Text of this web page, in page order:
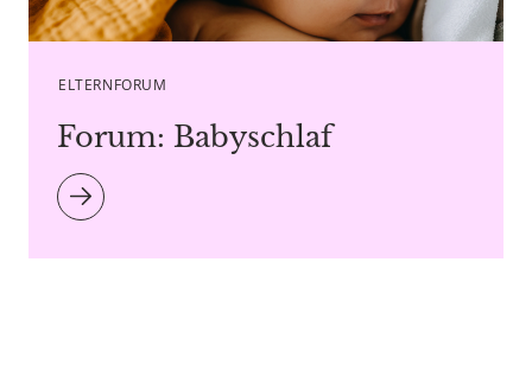
ELTERNFORUM
Forum: Babyschlaf